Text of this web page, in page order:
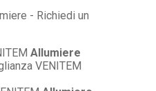
Allumiere
VENITEM